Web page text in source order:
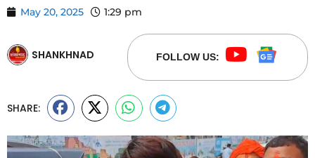
May 20, 2025 1:29 pm
SHANKHNAD FOLLOW US:
SHARE: